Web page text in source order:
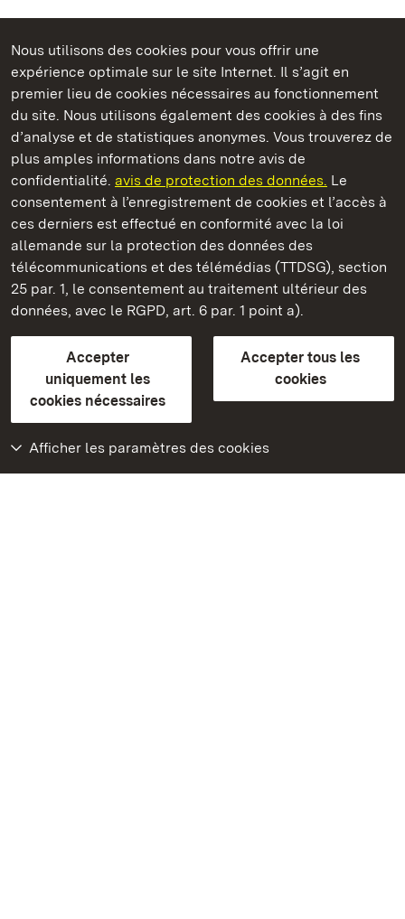
Nous utilisons des cookies pour vous offrir une
expérience optimale sur le site Internet. Il s’agit en
premier lieu de cookies nécessaires au fonctionnement
du site. Nous utilisons également des cookies à des fins
d’analyse et de statistiques anonymes. Vous trouverez de
plus amples informations dans notre avis de
confidentialité. avis de protection des données. Le
consentement à l’enregistrement de cookies et l’accès à
ces derniers est effectué en conformité avec la loi
allemande sur la protection des données des
télécommunications et des télémédias (TTDSG), section
25 par. 1, le consentement au traitement ultérieur des
données, avec le RGPD, art. 6 par. 1 point a).
Accepter
uniquement les
cookies nécessaires
Accepter tous les
cookies
Afficher les paramètres des cookies
Châteaux et jardins publics du Bade-Wurtemberg
Château résidentiel de Ludwigsburg
Châteaux et jardins publics du Bade-Wurtemberg
Contact et informationsFAQ et réponsesMentions légales
Protection des données
Explications sur l’accessibilité
BITV-konform (geprüfte Seiten)
plus loin
Accueil
Monuments
Rendez-nous visite